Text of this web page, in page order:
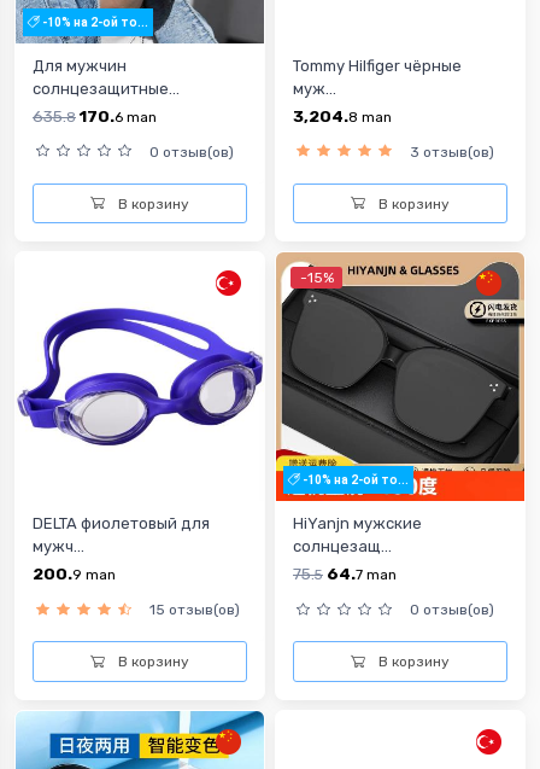
-10% на 2-ой то...
Для мужчин
солнцезащитные...
635.8 170.6 man
0 отзыв(ов)
В корзину
Tommy Hilfiger чёрные
муж...
3,204.8 man
3 отзыв(ов)
В корзину
DELTA фиолетовый для
мужч...
200.9 man
15 отзыв(ов)
В корзину
-15%
-10% на 2-ой то...
HiYanjn мужские
солнцезащ...
75.5 64.7 man
0 отзыв(ов)
В корзину